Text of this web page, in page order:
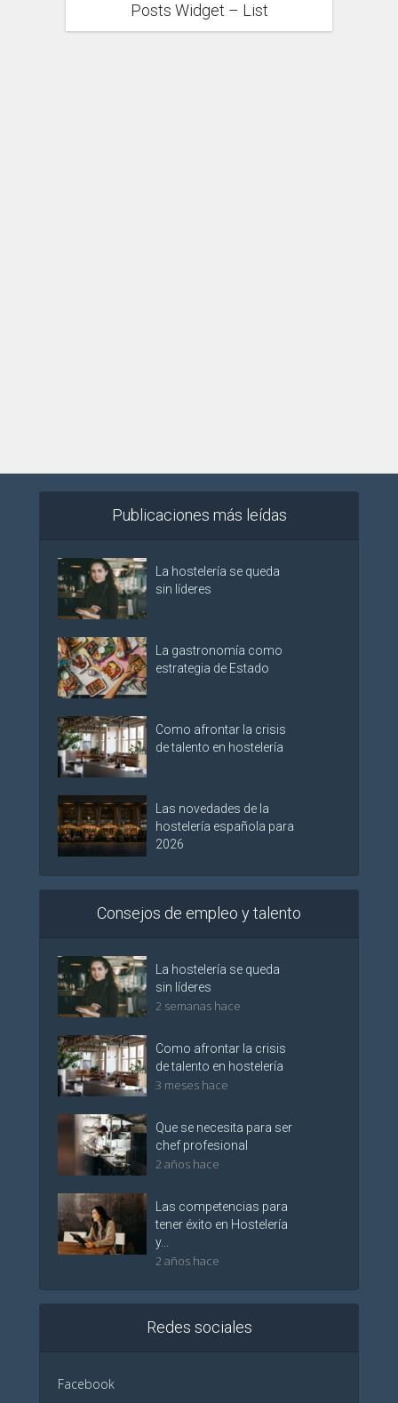
Posts Widget – List
Publicaciones más leídas
La hostelería se queda
sin líderes
La gastronomía como
estrategia de Estado
Como afrontar la crisis
de talento en hostelería
Las novedades de la
hostelería española para
2026
Consejos de empleo y talento
La hostelería se queda
sin líderes
2 semanas hace
Como afrontar la crisis
de talento en hostelería
3 meses hace
Que se necesita para ser
chef profesional
2 años hace
Las competencias para
tener éxito en Hostelería
y...
2 años hace
Redes sociales
Facebook